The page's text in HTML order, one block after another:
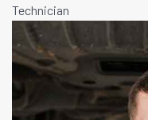
Technician